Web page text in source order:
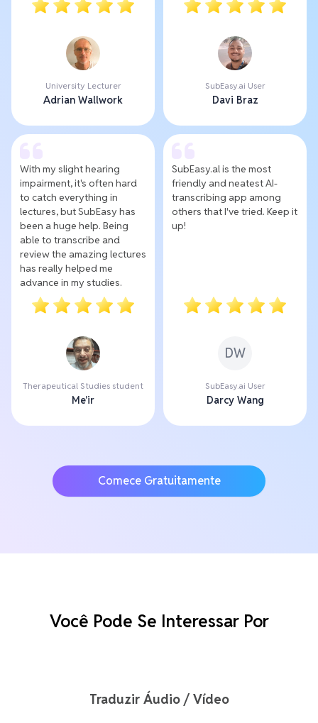
University Lecturer
Adrian Wallwork
SubEasy.ai User
Davi Braz
With my slight hearing
impairment, it's often hard
to catch everything in
lectures, but SubEasy has
been a huge help. Being
able to transcribe and
review the amazing lectures
has really helped me
advance in my studies.
Therapeutical Studies student
Me'ir
SubEasy.al is the most
friendly and neatest AI-
transcribing app among
others that I've tried. Keep it
up!
DW
SubEasy.ai User
Darcy Wang
Comece Gratuitamente
Você Pode Se Interessar Por
Traduzir Áudio / Vídeo